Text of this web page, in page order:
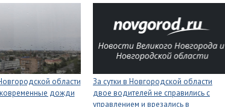
области
дожди
За сутки в Новгородской области
двое водителей не справились с
управлением и врезались в